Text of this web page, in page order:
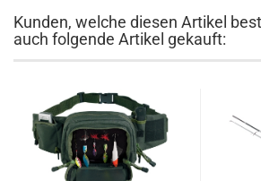
Kunden, welche diesen Artikel
auch folgende Artikel gekauft: